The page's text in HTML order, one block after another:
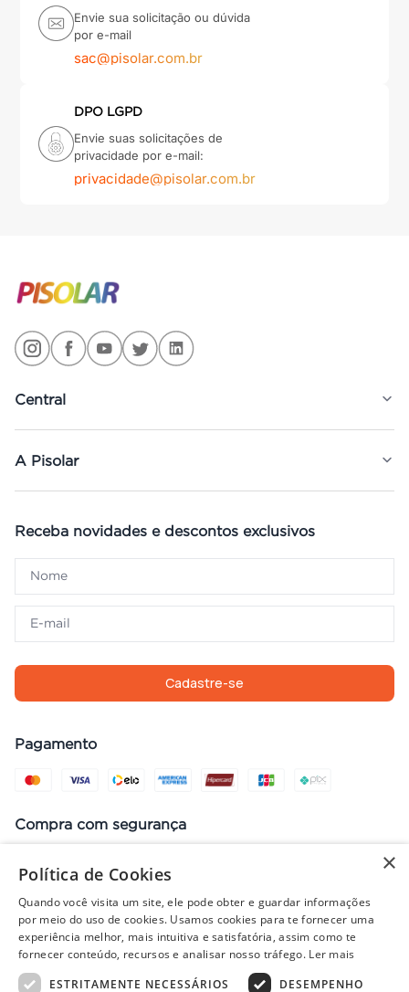
Envie sua solicitação ou dúvida
por e-mail
sac@pisolar.com.br
DPO LGPD
Envie suas solicitações de
privacidade por e-mail:
privacidade@pisolar.com.br
Central
A Pisolar
Receba novidades e descontos exclusivos
Cadastre-se
Pagamento
Compra com segurança
Preços, promoções, condições de pagamento e frete válidos apenas
para compras no site. Em caso de divergência, prevalece o valor do
carrinho no fechamento do pedido. Vendas sujeitas à análise e
×
Política de Cookies
Quando você visita um site, ele pode obter e guardar informações
por meio do uso de cookies. Usamos cookies para te fornecer uma
experiência melhor, mais intuitiva e satisfatória, assim como te
fornecer conteúdo, recursos e analisar nosso tráfego. Ler mais
ESTRITAMENTE NECESSÁRIOS
DESEMPENHO